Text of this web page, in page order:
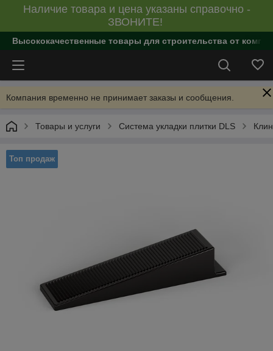
Наличие товара и цена указаны справочно -
ЗВОНИТЕ!
Высококачественные товары для строительства от
Компания временно не принимает заказы и сообщения.
Товары и услуги Система укладки плитки DLS
Топ продаж